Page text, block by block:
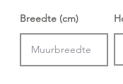
Breedte (cm)